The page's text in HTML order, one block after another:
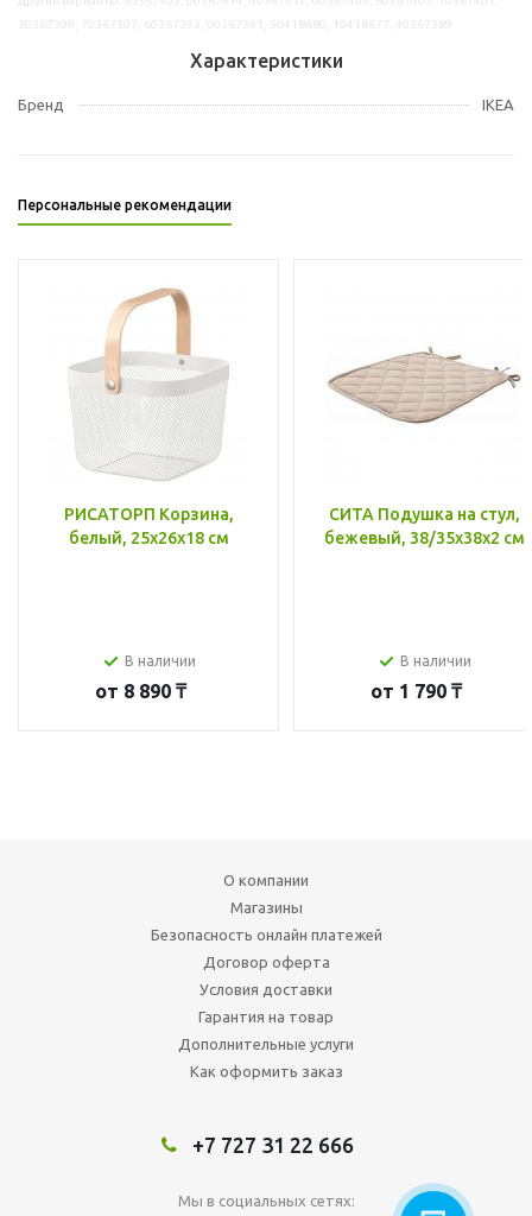
Характеристики
Бренд IKEA
Персональные рекомендации
РИСАТОРП Корзина,
белый, 25x26x18 см
В наличии
от 8 890 ₸
СИТА Подушка на стул,
бежевый, 38/35x38x2 см
В наличии
от 1 790 ₸
О компании
Магазины
Безопасность онлайн платежей
Договор оферта
Условия доставки
Гарантия на товар
Дополнительные услуги
Как оформить заказ
+7 727 31 22 666
Мы в социальных сетях: